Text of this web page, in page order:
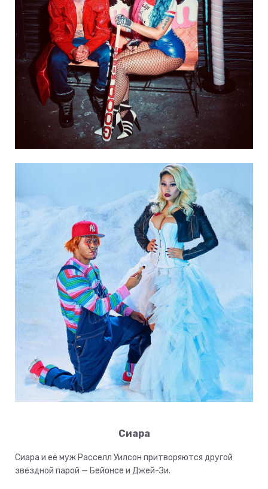
Сиара
Сиара и её муж Расселл Уилсон притворяются другой
звёздной парой — Бейонсе и Джей-Зи.